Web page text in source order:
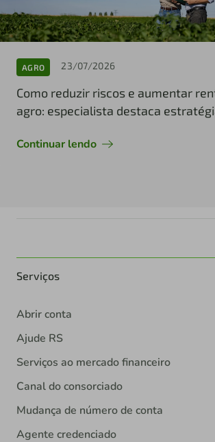
AGRO 23/07/2026
Como reduzir riscos e aumentar
agro: especialista destaca
Continuar lendo
Serviços
Abrir conta
Ajude RS
Serviços ao mercado financeiro
Canal do consorciado
Mudança de número de conta
Agente credenciado